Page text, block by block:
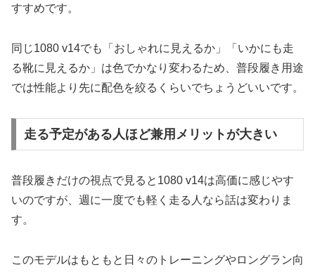
すすめです。
同じ1080 v14でも「おしゃれに見えるか」「いかにも走
る靴に見えるか」は色でかなり変わるため、普段履き用途
では性能より先に配色を絞るくらいでちょうどいいです。
走る予定がある人ほど兼用メリットが大きい
普段履きだけの視点で見ると1080 v14は高価に感じやす
いのですが、週に一度でも軽く走る人なら話は変わりま
す。
このモデルはもともと日々のトレーニングやロングラン向